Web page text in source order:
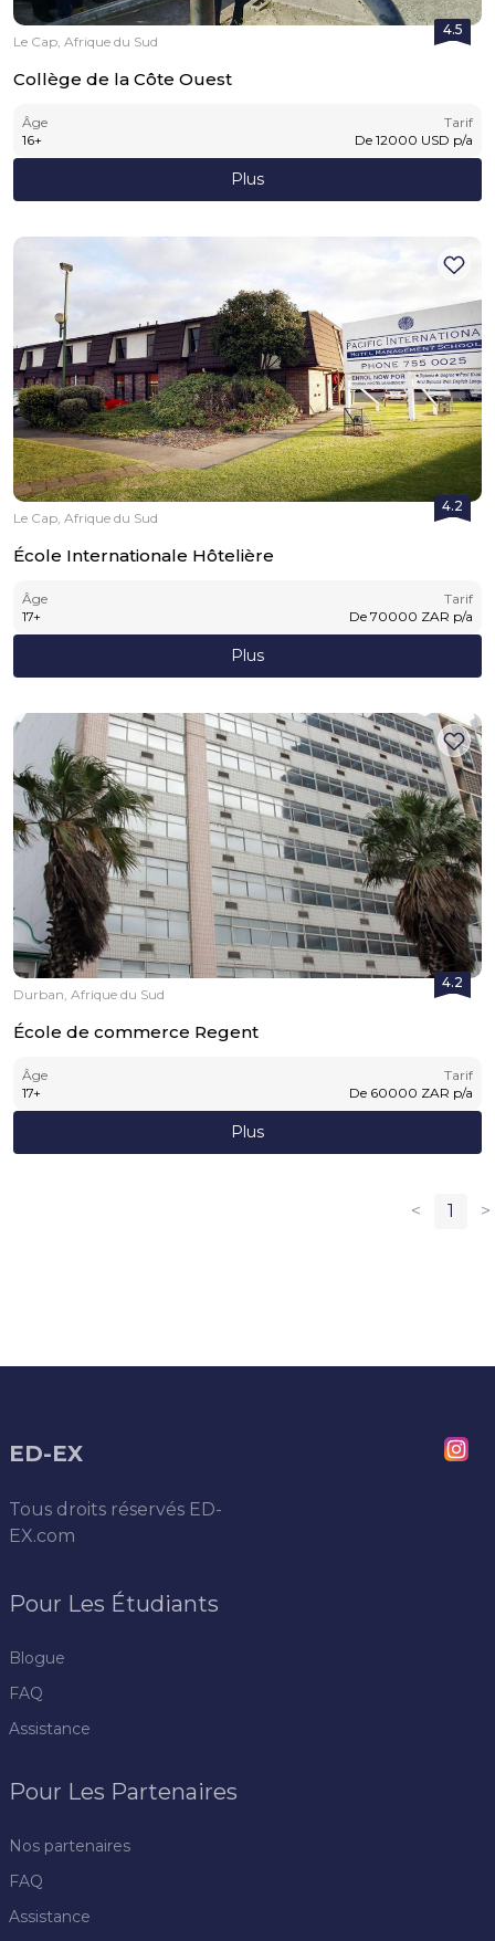
4.5
Le Cap, Afrique du Sud
Collège de la Côte Ouest
Âge
16+
Tarif
De 12000 USD p/a
Plus
4.2
Le Cap, Afrique du Sud
École Internationale Hôtelière
Âge
17+
Tarif
De 70000 ZAR p/a
Plus
4.2
Durban, Afrique du Sud
École de commerce Regent
Âge
17+
Tarif
De 60000 ZAR p/a
Plus
< 1 >
ED-EX
Tous droits réservés ED-
EX.com
Pour Les Étudiants
Blogue
FAQ
Assistance
Pour Les Partenaires
Nos partenaires
FAQ
Assistance